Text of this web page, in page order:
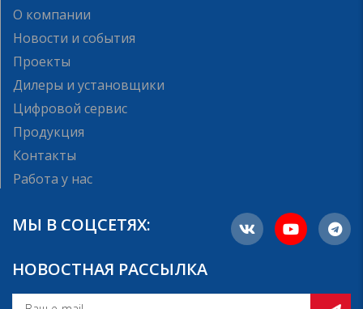
О компании
Новости и события
Проекты
Дилеры и установщики
Цифровой сервис
Продукция
Контакты
Работа у нас
МЫ В СОЦСЕТЯХ:
НОВОСТНАЯ РАССЫЛКА